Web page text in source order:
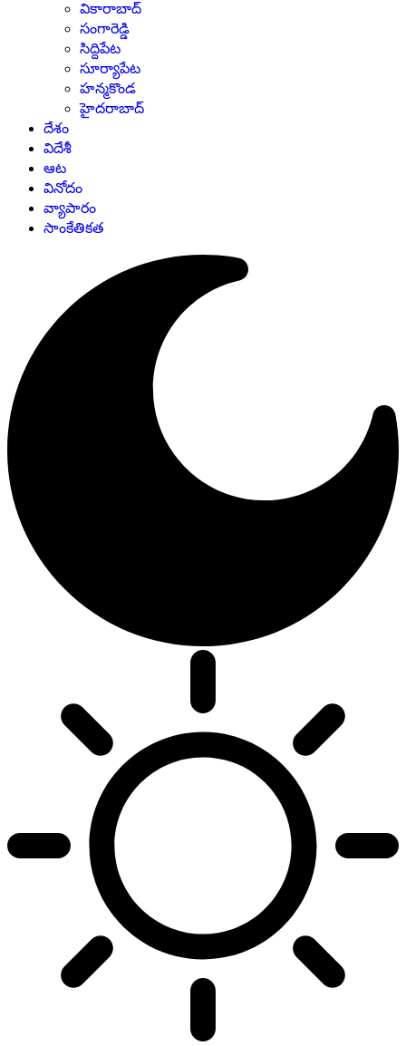
వికారాబాద్
సంగారెడ్డి
సిద్దిపేట
సూర్యాపేట
హన్మకొండ
హైదరాబాద్
దేశం
విదేశీ
ఆట
వినోదం
వ్యాపారం
సాంకేతికత